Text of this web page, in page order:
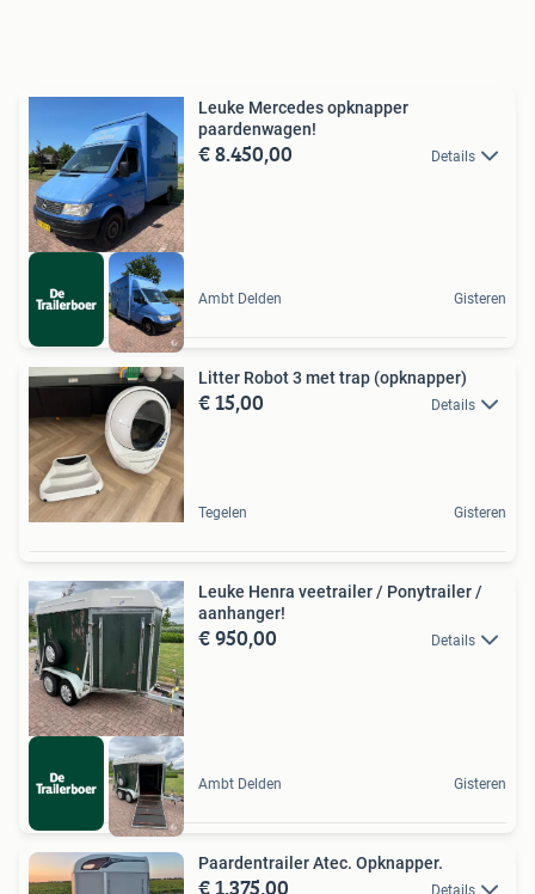
Leuke Mercedes opknapper
paardenwagen!
€ 8.450,00 Details
Ambt Delden Gisteren
Litter Robot 3 met trap (opknapper)
€ 15,00 Details
Tegelen Gisteren
Leuke Henra veetrailer / Ponytrailer /
aanhanger!
€ 950,00 Details
Ambt Delden Gisteren
Paardentrailer Atec. Opknapper.
€ 1.375,00 Details